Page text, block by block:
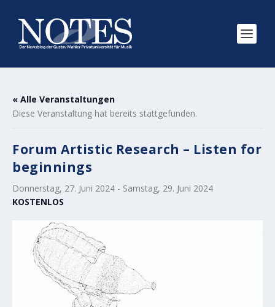
« Alle Veranstaltungen
Diese Veranstaltung hat bereits stattgefunden.
Forum Artistic Research – Listen for
beginnings
Donnerstag, 27. Juni 2024 - Samstag, 29. Juni 2024
KOSTENLOS